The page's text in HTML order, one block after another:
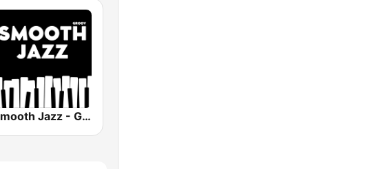
Smooth Jazz - Groov